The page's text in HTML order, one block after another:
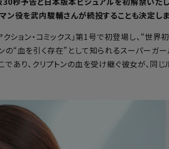
ン役を武内駿輔さんが続投することも決定しま
ション・コミックス」第1号で初登場し、“世
の“血を引く存在”として知られるスーパーガ
であり、クリプトンの血を受け継ぐ彼女が